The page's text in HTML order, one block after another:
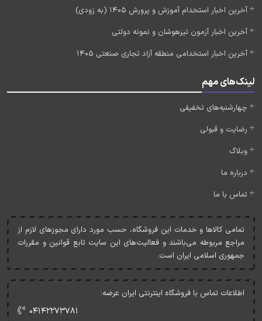
آخرین اخبار استخدام آموزش و پرورش 1405 (به زودی)
آخرین اخبار آزمون تیزهوشان و نمونه دولتی
آخرین اخبار استخدامی منطقه آزاد تجاری صنعتی 1405
لینک‌های مهم
چهارشنبه‌های تخفیفی
رضایت و قبولی
وبلاگ
درباره ما
تماس با ما
تمامی کالاها و خدمات اين فروشگاه، حسب مورد دارای مجوزهای لازم از
مراجع مربوطه می‌باشند و فعاليت‌های اين سايت تابع قوانين و مقررات
جمهوری اسلامی ايران است.
اطلاعات تماس با فروشگاه اینترنتی ایران عرضه:
۰۴۱۴۲۲۷۳۷۸۱